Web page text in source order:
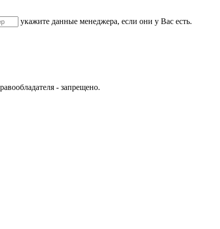
укажите данные менеджера, если они у Вас есть.
- запрещено.